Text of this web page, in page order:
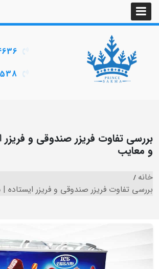
بررسی تفاوت فریزر صندوقی و فریزر
و معایب
خانه
بررسی تفاوت فریزر صندوقی و فریزر ایستاده |